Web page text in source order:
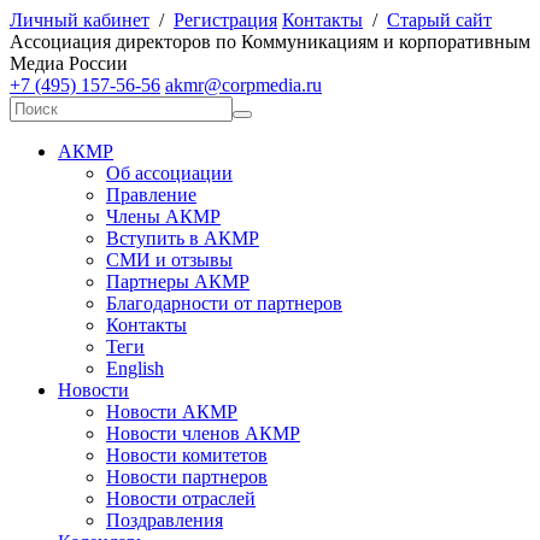
Личный кабинет / Регистрация Контакты / Старый сайт
Ассоциация директоров по Коммуникациям и корпоративным
Медиа России
+7 (495) 157-56-56 akmr@corpmedia.ru
АКМР
Об ассоциации
Правление
Члены АКМР
Вступить в АКМР
СМИ и отзывы
Партнеры АКМР
Благодарности от партнеров
Контакты
Теги
English
Новости
Новости АКМР
Новости членов АКМР
Новости комитетов
Новости партнеров
Новости отраслей
Поздравления